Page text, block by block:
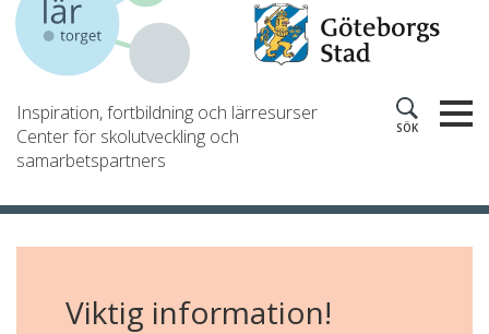
Inspiration, fortbildning och lärresurser
Center för skolutveckling och
samarbetspartners
SÖK
Viktig information!